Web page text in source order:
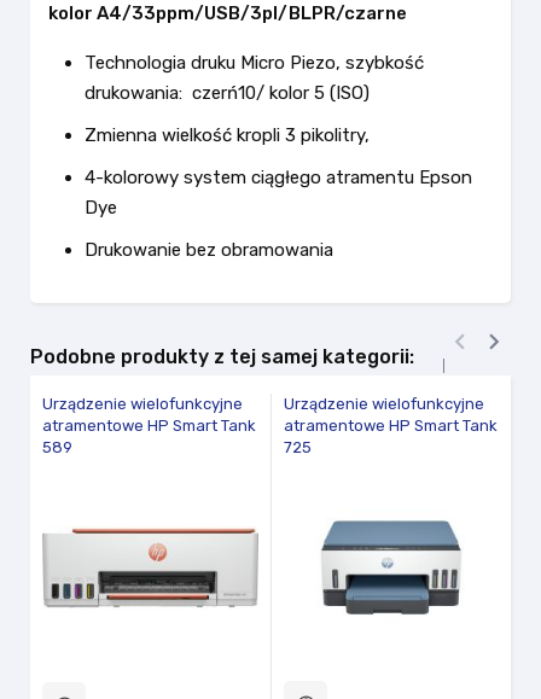
kolor A4/33ppm/USB/3pl/BLPR/czarne
Technologia druku Micro Piezo, szybkość
drukowania: czerń10/ kolor 5 (ISO)
Zmienna wielkość kropli 3 pikolitry,
4-kolorowy system ciągłego atramentu Epson
Dye
Drukowanie bez obramowania
Podobne produkty z tej samej kategorii:
Urządzenie wielofunkcyjne
atramentowe HP Smart Tank
589
Urządzenie wielofunkcyjne
atramentowe HP Smart Tank
725
 